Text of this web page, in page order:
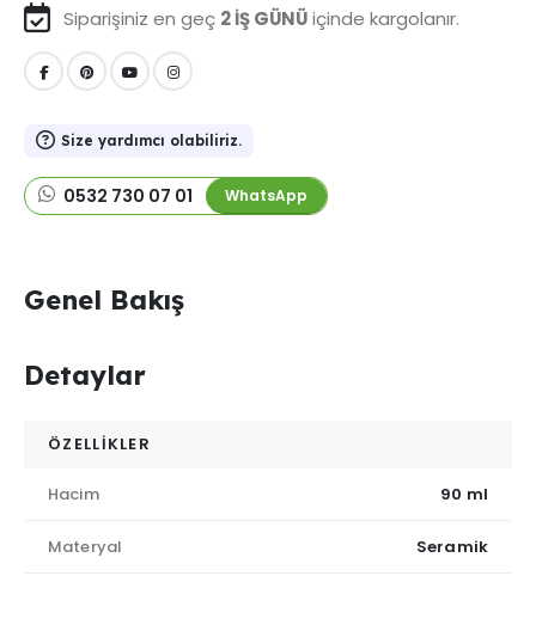
Siparişiniz en geç 2 İŞ GÜNÜiçinde kargolanır.
Size yardımcı olabiliriz.
0532 730 07 01 WhatsApp
Genel Bakış
Detaylar
ÖZELLİKLER
Hacim 90 ml
Materyal Seramik